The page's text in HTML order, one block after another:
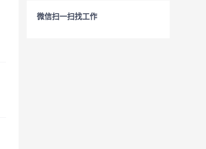
微信扫一扫找工作